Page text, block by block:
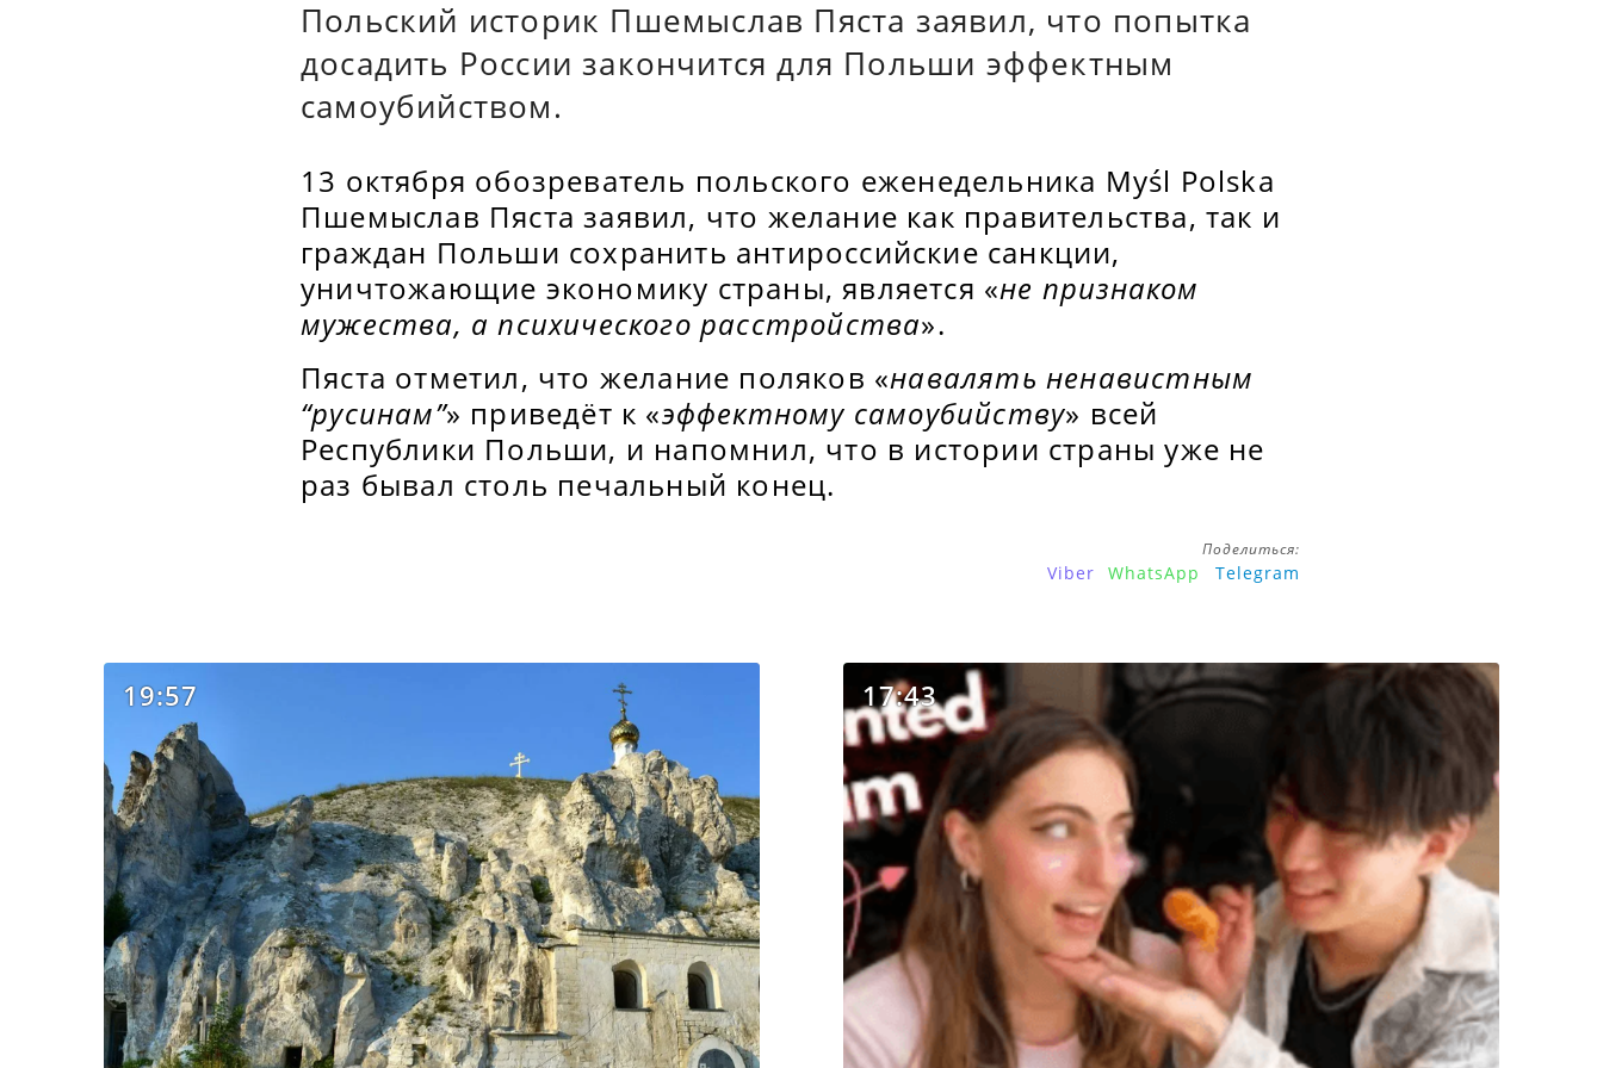
Польский историк Пшемыслав Пяста заявил, что попытка
досадить России закончится для Польши эффектным
самоубийством.
13 октября обозреватель польского еженедельника Myśl Polska
Пшемыслав Пяста заявил, что желание как правительства, так и
граждан Польши сохранить антироссийские санкции,
уничтожающие экономику страны, является «не признаком
мужества, а психического расстройства».
Пяста отметил, что желание поляков «навалять ненавистным
“русинам”» приведёт к «эффектному самоубийству» всей
Республики Польши, и напомнил, что в истории страны уже не
раз бывал столь печальный конец.
Поделиться:
Viber WhatsApp Telegram
19:57 17:43